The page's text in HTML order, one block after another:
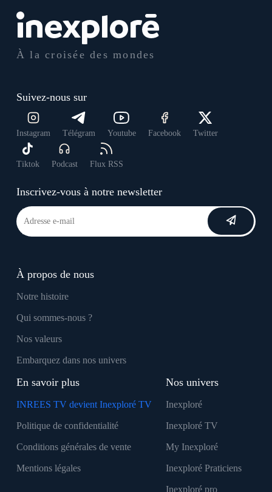
À la croisée des mondes
Suivez-nous sur
Instagram Télégram Youtube Facebook Twitter
Tiktok Podcast Flux RSS
Inscrivez-vous à notre newsletter
À propos de nous
Notre histoire
Qui sommes-nous ?
Nos valeurs
Embarquez dans nos univers
En savoir plus
INREES TV devient Inexploré TV
Politique de confidentialité
Conditions générales de vente
Mentions légales
Nos univers
Inexploré
Inexploré TV
My Inexploré
Inexploré Praticiens
Inexploré pro